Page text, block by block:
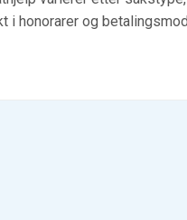
i honorarer og